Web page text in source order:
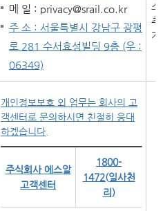
메 일 : privacy@srail.co.kr
주 소 : 서울특별시 강남구 광평
로 281 수서효성빌딩 9층 (우 :
06349)
소
추
가
개인정보보호 외 업무는 회사의 고
객센터로 문의하시면 친절히 응대
하겠습니다.
주식회사 에스알
고객센터
1800-
1472(일사천
리)